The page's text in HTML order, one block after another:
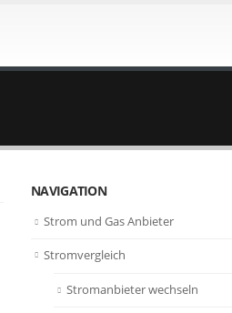
NAVIGATION
Strom und Gas Anbieter
Stromvergleich
Stromanbieter wechseln